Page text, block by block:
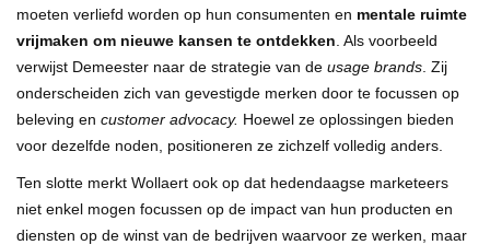
moeten verliefd worden op hun consumenten en mentale ruimte
vrijmaken om nieuwe kansen te ontdekken . Als voorbeeld
verwijst Demeester naar de strategie van de usage brands . Zij
onderscheiden zich van gevestigde merken door te focussen op
beleving en customer advocacy. Hoewel ze oplossingen bieden
voor dezelfde noden, positioneren ze zichzelf volledig anders.
Ten slotte merkt Wollaert ook op dat hedendaagse marketeers
niet enkel mogen focussen op de impact van hun producten en
diensten op de winst van de bedrijven waarvoor ze werken, maar